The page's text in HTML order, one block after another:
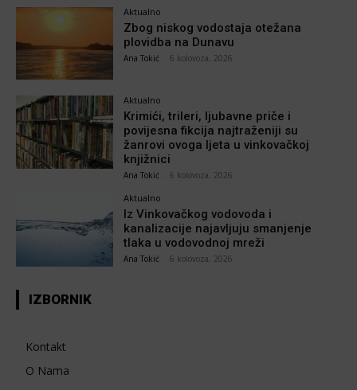
Aktualno
Zbog niskog vodostaja otežana
plovidba na Dunavu
Ana Tokić 6 kolovoza, 2026
Aktualno
Krimići, trileri, ljubavne priče i
povijesna fikcija najtraženiji su
žanrovi ovoga ljeta u vinkovačkoj
knjižnici
Ana Tokić 6 kolovoza, 2026
Aktualno
Iz Vinkovačkog vodovoda i
kanalizacije najavljuju smanjenje
tlaka u vodovodnoj mreži
Ana Tokić 6 kolovoza, 2026
IZBORNIK
Kontakt
O Nama